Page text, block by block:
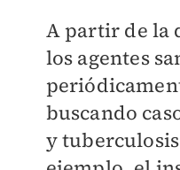
A partir de la
los agentes
buscando
y